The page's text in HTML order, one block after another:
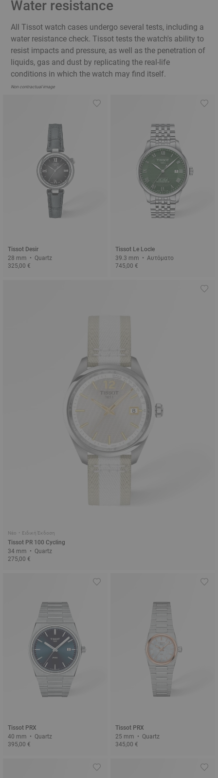
Water resistance
All Tissot watch cases undergo several tests, including a
water resistance check. Tissot tests the watch's ability to
resist impacts and pressure, as well as the penetration of
liquids, gas and dust by replicating the real-life
conditions in which the watch may find itself.
Non contractual image
Tissot Desir
28 mm • Quartz
325,00 €
Tissot Le Locle
39.3 mm • Αυτόματο
745,00 €
Νέο • Ειδική Έκδοση
Tissot PR 100 Cycling
34 mm • Quartz
275,00 €
Tissot PRX
40 mm • Quartz
395,00 €
Tissot PRX
25 mm • Quartz
345,00 €